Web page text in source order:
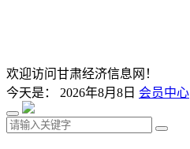
欢迎访问甘肃经济信息网！
今天是： 2026年8月8日 会员中心